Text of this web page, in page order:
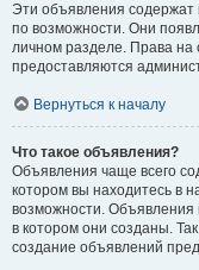
Эти объявления
по возможности. Они
личном разделе. Права
предоставляются
Вернуться к началу
Что такое объявления?
Объявления чаще всего
котором вы находитесь в
возможности.
в котором они созданы.
создание объявлений